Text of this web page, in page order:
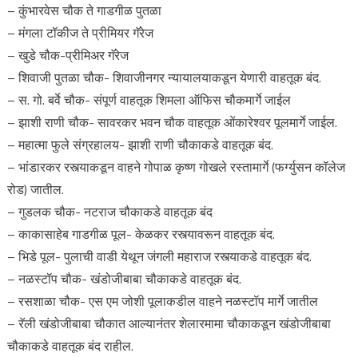
– कुंभारवेस चौक ते गाडगीळ पुतळा
– मंगला टॉकीज ते प्रीमियर गॅरेज
– खुडे चौक-प्रीमिअर गॅरेज
– शिवाजी पुतळा चौक- शिवाजीनगर न्यायालयाकडून येणारी वाहतूक बंद.
– स. गो. बर्वे चौक- संपूर्ण वाहतूक शिमला ऑफिस चौकमार्गे जाईल
– झाशी राणी चौक- सावरकर भवन चौक वाहतूक ओंकारेश्वर पूलमार्गे जाईल.
– महात्मा फुले संग्रहालय- झाशी राणी चौकाकडे वाहतूक बंद.
– भांडारकर रस्त्याकडून वाहने गोपाळ कृष्ण गोखले रस्तामार्गे (फर्ग्युसन कॉलेज
रोड) जातील.
– गुडलक चौक- नटराज चौकाकडे वाहतूक बंद
– काकासाहेब गाडगीळ पूल- केळकर रस्त्यावरून वाहतूक बंद.
– भिडे पूल- पुलाची वाडी येथून जंगली महाराज रस्त्याकडे वाहतूक बंद.
– नळस्टॉप चौक- खंडोजीबाबा चौकाकडे वाहतूक बंद.
– रसशाळा चौक- एस एम जोशी पूलाकडील वाहने नळस्टॉप मार्गे जातील
– रॅली खंडोजीबाबा चौकात आल्यानंतर शेलारमामा चौकाकडून खंडोजीबाबा
चौकाकडे वाहतूक बंद राहील.